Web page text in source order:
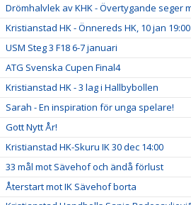
Drömhalvlek av KHK - Övertygande seger
Kristianstad HK - Önnereds HK, 10 jan 19:00
USM Steg 3 F18 6-7 januari
ATG Svenska Cupen Final4
Kristianstad HK - 3 lag i Hallbybollen
Sarah - En inspiration för unga spelare!
Gott Nytt År!
Kristianstad HK-Skuru IK 30 dec 14:00
33 mål mot Sävehof och ändå förlust
Återstart mot IK Sävehof borta